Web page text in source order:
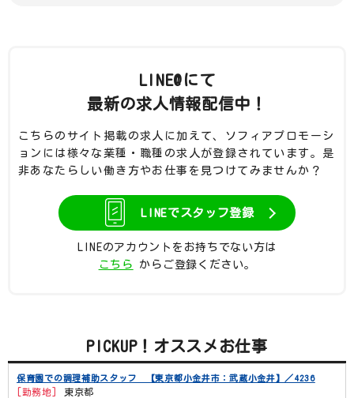
LINE@にて
最新の求人情報配信中！
こちらのサイト掲載の求人に加えて、ソフィアプロモーシ
ョンには様々な業種・職種の求人が登録されています。是
非あなたらしい働き方やお仕事を見つけてみませんか？
LINEでスタッフ登録
LINEのアカウントをお持ちでない方は
こちら
からご登録ください。
PICKUP！オススメお仕事
保育園での調理補助スタッフ 【東京都小金井市：武蔵小金井】／4236
[勤務地]
東京都